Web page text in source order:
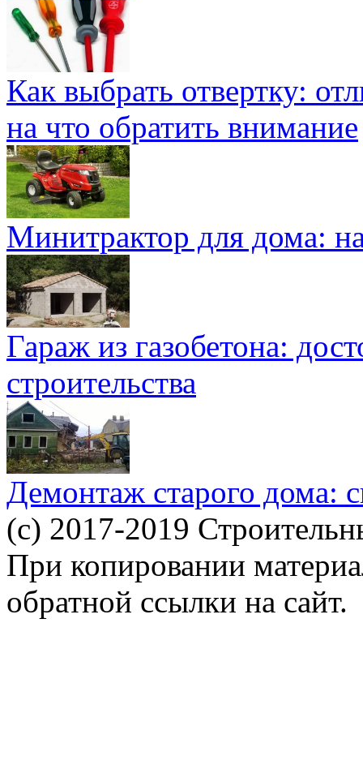
Как выбрать отвертку:
на что обратить внимание
Минитрактор для дома:
Гараж из газобетона:
строительства
Демонтаж старого дома:
(c) 2017-2019
При копировании
обратной ссылки на сайт.